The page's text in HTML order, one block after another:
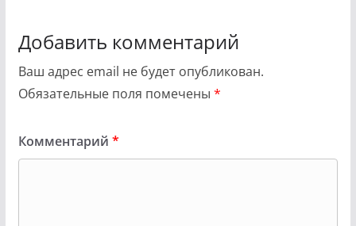
Добавить комментарий
Ваш адрес email не будет опубликован.
Обязательные поля помечены *
Комментарий *